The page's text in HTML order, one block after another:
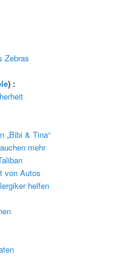
Zebras
) :
„Bibi & Tina“
mehr
von Autos
helfen